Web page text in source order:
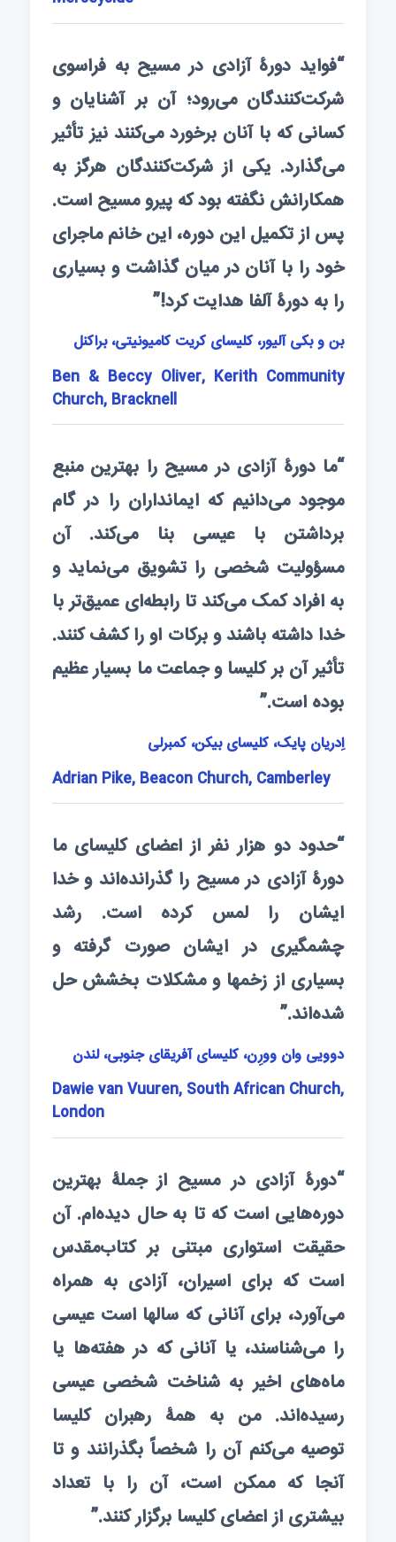
“فواید دورۀ آزادی در مسیح به فراسوی
شرکت‌کنندگان می‌رود؛ آن بر آشنایان و
کسانی که با آنان برخورد می‌کنند نیز تأثیر
می‌گذارد. یکی از شرکت‌کنندگان هرگز به
همکارانش نگفته بود که پیرو مسیح است.
پس از تکمیل این دوره، این خانم ماجرای
خود را با آنان در میان گذاشت و بسیاری
را به دورۀ آلفا هدایت کرد!”
بن و بکی آلیور، کلیسای کریت کامیونیتی، براکنل
Ben & Beccy Oliver, Kerith Community
Church, Bracknell
“ما دورۀ آزادی در مسیح را بهترین منبع
موجود می‌دانیم که ایمانداران را در گام
برداشتن با عیسی بنا می‌کند. آن
مسؤولیت شخصی را تشویق می‌نماید و
به افراد کمک می‌کند تا رابطه‌ای عمیق‌تر با
خدا داشته باشند و برکات او را کشف کنند.
تأثیر آن بر کلیسا و جماعت ما بسیار عظیم
بوده است.”
اِدریان پایک، کلیسای بیکن، کمبرلی
Adrian Pike, Beacon Church, Camberley
“حدود دو هزار نفر از اعضای کلیسای ما
دورۀ آزادی در مسیح را گذرانده‌اند و خدا
ایشان را لمس کرده است. رشد
چشمگیری در ایشان صورت گرفته و
بسیاری از زخمها و مشکلات بخشش حل
شده‌ا‌‌ند.”
دوویی وان وورِن، کلیسای آفریقای جنوبی، لندن
Dawie van Vuuren, South African Church,
London
“دورۀ آزادی در مسیح از جملۀ بهترین
دوره‌هایی است که تا به حال دیده‌ام. آن
حقیقت استواری مبتنی بر کتاب‌مقدس
است که برای اسیران، آزادی به همراه
می‌آورد، برای آنانی که سالها است عیسی
را می‌شناسند، یا آنانی که در هفته‌ها یا
ماه‌های اخیر به شناخت شخصی عیسی
رسیده‌اند. من به همۀ رهبران کلیسا
توصیه می‌کنم آن را شخصاً بگذرانند و تا
آنجا که ممکن است، آن را با تعداد
بیشتری از اعضای کلیسا برگزار کنند.”